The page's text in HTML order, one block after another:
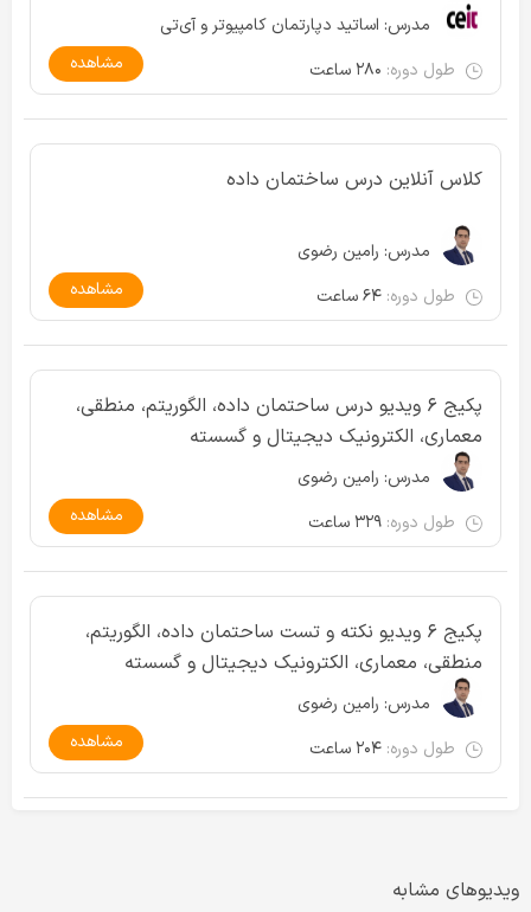
مدرس: اساتید دپارتمان کامپیوتر و آی‌تی
طول دوره: ۲۸۰ ساعت مشاهده
کلاس آنلاین درس ساختمان داده
مدرس: رامین رضوی
طول دوره: ۶۴ ساعت مشاهده
پکیج ۶ ویدیو درس ساحتمان داده، الگوریتم، منطقی،
معماری، الکترونیک دیجیتال و گسسته
مدرس: رامین رضوی
طول دوره: ۳۲۹ ساعت مشاهده
پکیج ۶ ویدیو نکته و تست ساحتمان داده، الگوریتم،
منطقی، معماری، الکترونیک دیجیتال و گسسته
مدرس: رامین رضوی
طول دوره: ۲۰۴ ساعت مشاهده
ویدیوهای مشابه